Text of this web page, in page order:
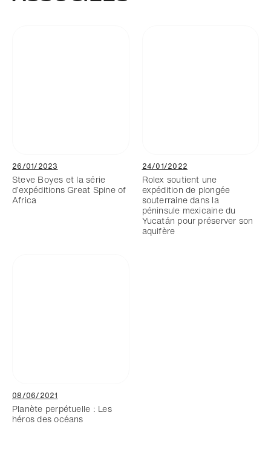
26/01/2023
Steve Boyes et la série
d’expéditions Great Spine of
Africa
24/01/2022
Rolex soutient une
expédition de plongée
souterraine dans la
péninsule mexicaine du
Yucatán pour préserver son
aquifère
08/06/2021
Planète perpétuelle : Les
héros des océans